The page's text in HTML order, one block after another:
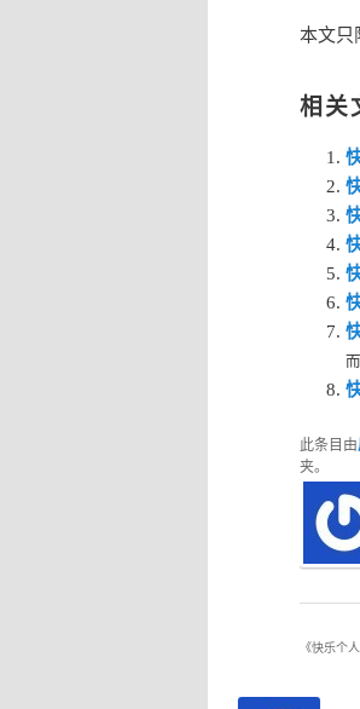
本文只
相关
此条目由
夹。
《快乐个